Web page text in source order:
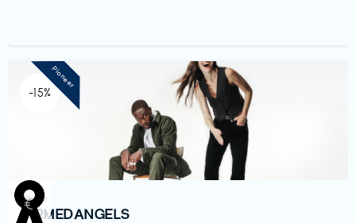
-15%
Mode
ARMEDANGELS
€‎
Pioneer